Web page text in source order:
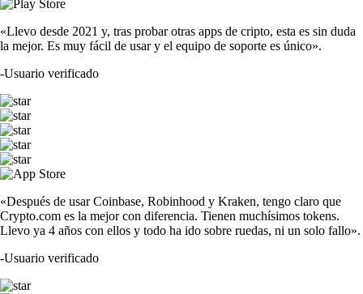
«Llevo desde 2021 y, tras probar otras apps de cripto, esta es sin duda
la mejor. Es muy fácil de usar y el equipo de soporte es único».
-Usuario verificado
«Después de usar Coinbase, Robinhood y Kraken, tengo claro que
Crypto.com es la mejor con diferencia. Tienen muchísimos tokens.
Llevo ya 4 años con ellos y todo ha ido sobre ruedas, ni un solo fallo».
-Usuario verificado